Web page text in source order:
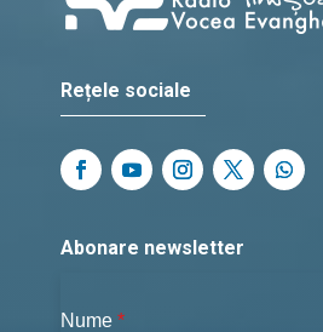
Rețele sociale
Abonare newsletter
Nume *